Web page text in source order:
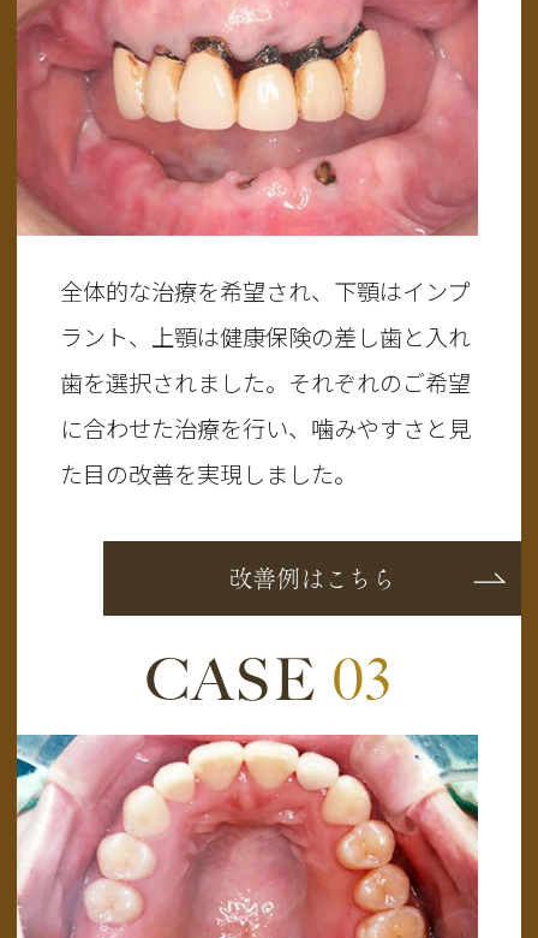
全体的な治療を希望され、下顎はインプ
ラント、上顎は健康保険の差し歯と入れ
歯を選択されました。それぞれのご希望
に合わせた治療を行い、噛みやすさと見
た目の改善を実現しました。
改善例はこちら
CASE 03